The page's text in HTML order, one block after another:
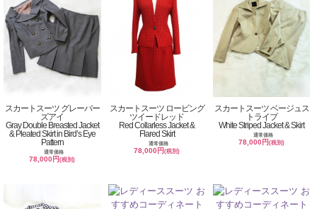
スカートスーツ グレーバー
ズアイ
Gray Double Breasted Jacket
& Pleated Skirt in Bird’s Eye
Pattern
通常価格
78,000円(税別)
スカートスーツ ロービング
ツイードレッド
Red Collarless Jacket &
Flared Skirt
通常価格
78,000円(税別)
スカートスーツ ベージュス
トライプ
White Striped Jacket & Skirt
通常価格
78,000円(税別)